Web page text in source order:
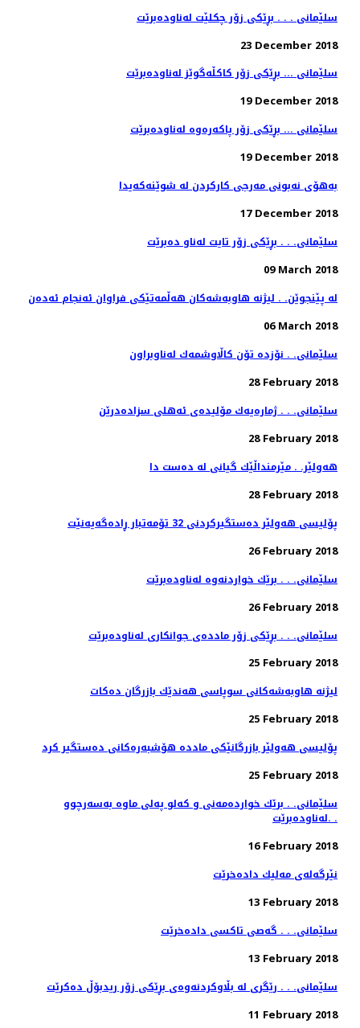
سلێمانی . . . بڕێكی زۆر چكلێت له‌ناوده‌برێت
23 December 2018
سلێمانی ... بڕێكی زۆر كاكڵه‌گوێز له‌ناوده‌برێت
19 December 2018
سلێمانی ... بڕێكی زۆر پاكه‌ره‌وه‌ له‌ناوده‌برێت
19 December 2018
به‌هۆی نه‌بونی مه‌رجی كاركردن له‌ شوێنه‌كه‌یدا
17 December 2018
سلێمانی. . . بڕێكی زۆر تایت له‌ناو ده‌برێت
09 March 2018
له‌ پێنجوێن. . لیژنه‌ هاوبه‌شه‌كان هه‌ڵمه‌تێكی فراوان ئه‌نجام ئه‌ده‌ن
06 March 2018
سلێمانی. . نۆزده‌ تۆن كاڵاوشمه‌ك له‌ناوبراون
28 February 2018
سلێمانی. . . ژماره‌یه‌ك مۆلیده‌ی ئه‌هلی سزاده‌درێن
28 February 2018
هەولێر. . مێرمنداڵێك گیانی لە دەست دا
28 February 2018
پۆلیسی هەولێر دەستگیركردنی 32 تۆمەتبار ڕادەگەیەنێت
26 February 2018
سلێمانی. . . برێك خواردنه‌وه‌ له‌ناوده‌برێت
26 February 2018
سلێمانی. . . بڕێكی زۆر مادده‌ی جوانكاری له‌ناوده‌برێت
25 February 2018
لیژنه‌ هاوبه‌شه‌كانی سوپاسی هه‌ندێك بازرگان ده‌كات
25 February 2018
پۆلیسی هەولێر بازرگانێكی ماددە هۆشبەرەكانی دەستگیر كرد
25 February 2018
سلێمانی. . برێك خوارده‌مه‌نی و كه‌لو په‌لی ماوه‌ به‌سه‌رچوو
له‌ناوده‌برێت. .
16 February 2018
نێرگه‌له‌ی مه‌لیك داده‌خرێت
13 February 2018
سلێمانی. . . گه‌صی تاكسی داده‌خرێت
13 February 2018
سلێمانی. . . رێگری له‌ بڵاوكردنه‌وه‌ی بڕێكی زۆر ریدبۆڵ ده‌كرێت
11 February 2018